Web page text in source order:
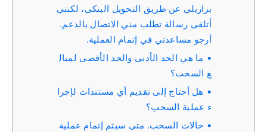
برازيلي عن طريق التحويل البنكي، لكنني
أتلقى رسالة تطلب مني الاتصال بالدعم.
أرجو مساعدتي في إتمام العملية.
ما هي الحد الأدنى والحد الأقصى لمبال
غ السحب؟
هل أحتاج إلى تقديم أي مستندات لإجرا
ء عملية السحب؟
حالات السحب. متى سيتم إتمام عملية